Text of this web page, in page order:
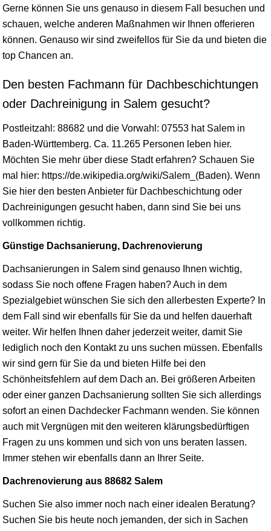
Gerne können Sie uns genauso in diesem Fall besuchen und
schauen, welche anderen Maßnahmen wir Ihnen offerieren
können. Genauso wir sind zweifellos für Sie da und bieten die
top Chancen an.
Den besten Fachmann für Dachbeschichtungen
oder Dachreinigung in Salem gesucht?
Postleitzahl: 88682 und die Vorwahl: 07553 hat Salem in
Baden-Württemberg. Ca. 11.265 Personen leben hier.
Möchten Sie mehr über diese Stadt erfahren? Schauen Sie
mal hier: https://de.wikipedia.org/wiki/Salem_(Baden). Wenn
Sie hier den besten Anbieter für Dachbeschichtung oder
Dachreinigungen gesucht haben, dann sind Sie bei uns
vollkommen richtig.
Günstige Dachsanierung, Dachrenovierung
Dachsanierungen in Salem sind genauso Ihnen wichtig,
sodass Sie noch offene Fragen haben? Auch in dem
Spezialgebiet wünschen Sie sich den allerbesten Experte? In
dem Fall sind wir ebenfalls für Sie da und helfen dauerhaft
weiter. Wir helfen Ihnen daher jederzeit weiter, damit Sie
lediglich noch den Kontakt zu uns suchen müssen. Ebenfalls
wir sind gern für Sie da und bieten Hilfe bei den
Schönheitsfehlern auf dem Dach an. Bei größeren Arbeiten
oder einer ganzen Dachsanierung sollten Sie sich allerdings
sofort an einen Dachdecker Fachmann wenden. Sie können
auch mit Vergnügen mit den weiteren klärungsbedürftigen
Fragen zu uns kommen und sich von uns beraten lassen.
Immer stehen wir ebenfalls dann an Ihrer Seite.
Dachrenovierung aus 88682 Salem
Suchen Sie also immer noch nach einer idealen Beratung?
Suchen Sie bis heute noch jemanden, der sich in Sachen